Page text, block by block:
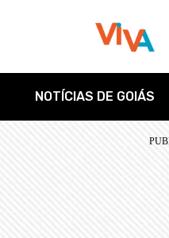
NOTÍCIAS DE GOIÁS